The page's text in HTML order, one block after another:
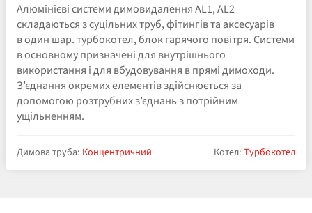
Алюмінієві системи димовидалення AL1, AL2
складаються з суцільних труб, фітингів та аксесуарів
в один шар. турбокотел, блок гарячого повітря. Системи
в основному призначені для внутрішнього
використання і для вбудовування в прямі димоходи.
З’єднання окремих елементів здійснюється за
допомогою розтрубних з’єднань з потрійним
ущільненням.
Димова труба: Концентричний Котел: Турбокотел